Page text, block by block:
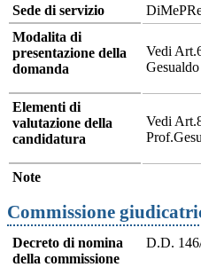
Sede di servizio
Modalita di
presentazione della
domanda
Vedi
Gesualdo
Elementi di
valutazione della
candidatura
Vedi
Note
Commissione
Decreto di nomina
della commissione
D.D.